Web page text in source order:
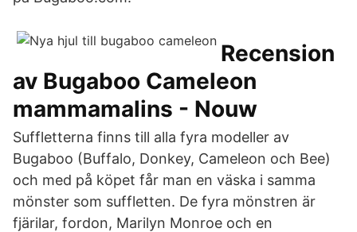
Recension
av Bugaboo Cameleon
mammamalins - Nouw
Suffletterna finns till alla fyra modeller av
Bugaboo (Buffalo, Donkey, Cameleon och Bee)
och med på köpet får man en väska i samma
mönster som suffletten. De fyra mönstren är
fjärilar, fordon, Marilyn Monroe och en